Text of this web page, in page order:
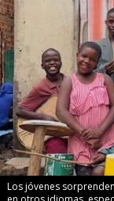
Los jóvenes